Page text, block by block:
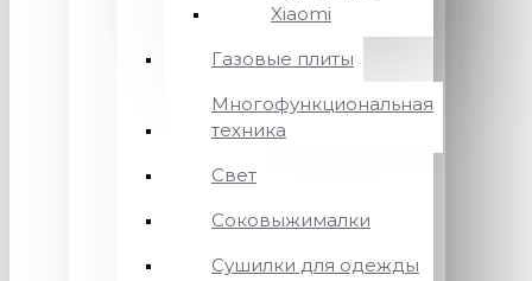
Xiaomi
Газовые плиты
Многофункциональная
техника
Свет
Соковыжималки
Сушилки для одежды